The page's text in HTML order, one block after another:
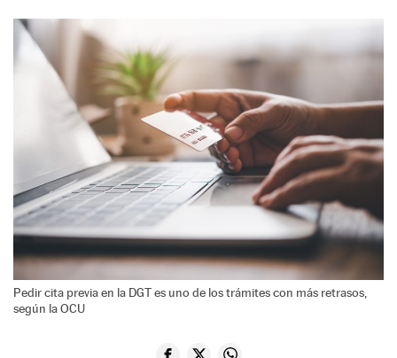
Pedir cita previa en la DGT es uno de los trámites con más retrasos,
según la OCU